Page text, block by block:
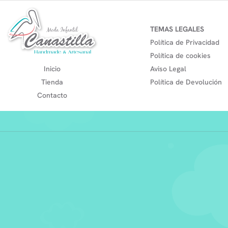
Inicio
Tienda
Contacto
TEMAS LEGALES
Política de Privacidad
Política de cookies
Aviso Legal
Política de Devolución